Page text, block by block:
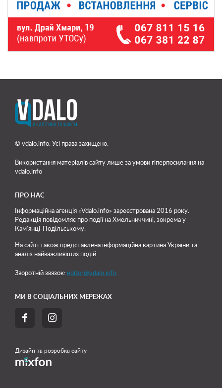
© vdalo.info. Усі права захищено.
Використання матеріалів сайту лише за умови гіперпосилання на
vdalo.info
ПРО НАС
Інформаційна агенція «Vdalo.info» зареєстрована 2016 року.
Редакція повідомляє про події на Хмельниччині, зокрема у
Кам'янці-Подільському.
На сайті також представлена інформаційна картина України та
аналіз найважливіших подій.
Зворотній звязок: editor@vdalo.info
МИ В СОЦІАЛЬНИХ МЕРЕЖАХ
 
Дизайн та розробка сайту